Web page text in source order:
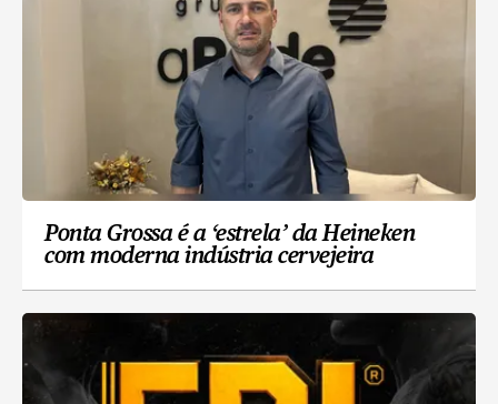
Ponta Grossa é a ‘estrela’ da Heineken
com moderna indústria cervejeira